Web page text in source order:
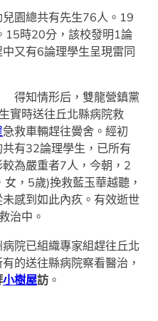
園總共有先生76人。19
15時20分，該校發明1論
又有6論理學生呈現雷同
得知情形后，雙龍營鎮黨
實時送往丘北縣病院救
急救車輛趕往黌舍。經初
有32論理學生，已所有
為嚴重者7人，今朝，2
，5歲)挽救藍玉華越聽，
感到如此內疚。有效逝世
治中。
院已組織專家組趕往丘北
的送往縣病院察看醫治，
小樹屋訪 。